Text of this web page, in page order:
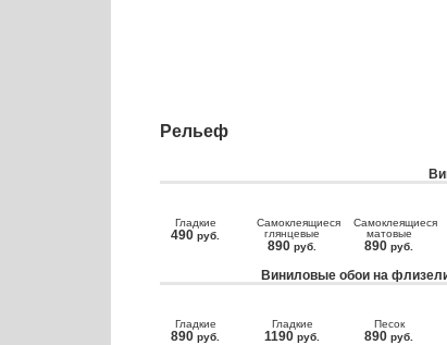
Рельеф
Гладкие
490 руб.
Самоклеящиеся
глянцевые
890 руб.
Самоклеящиеся
матовые
890 руб.
Виниловые обои на
Гладкие
890 руб.
Гладкие
1190 руб.
Песок
890 руб.